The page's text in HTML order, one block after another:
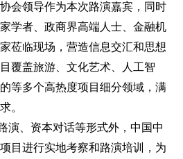
会领导作为本次路演嘉宾，同时
学者、政商界高端人士、金融机
莅临现场，营造信息交汇和思想
覆盖旅游、文化艺术、人工智
等多个高热度项目细分领域，满
。
演、资本对话等形式外，中国中
目进行实地考察和路演培训，为